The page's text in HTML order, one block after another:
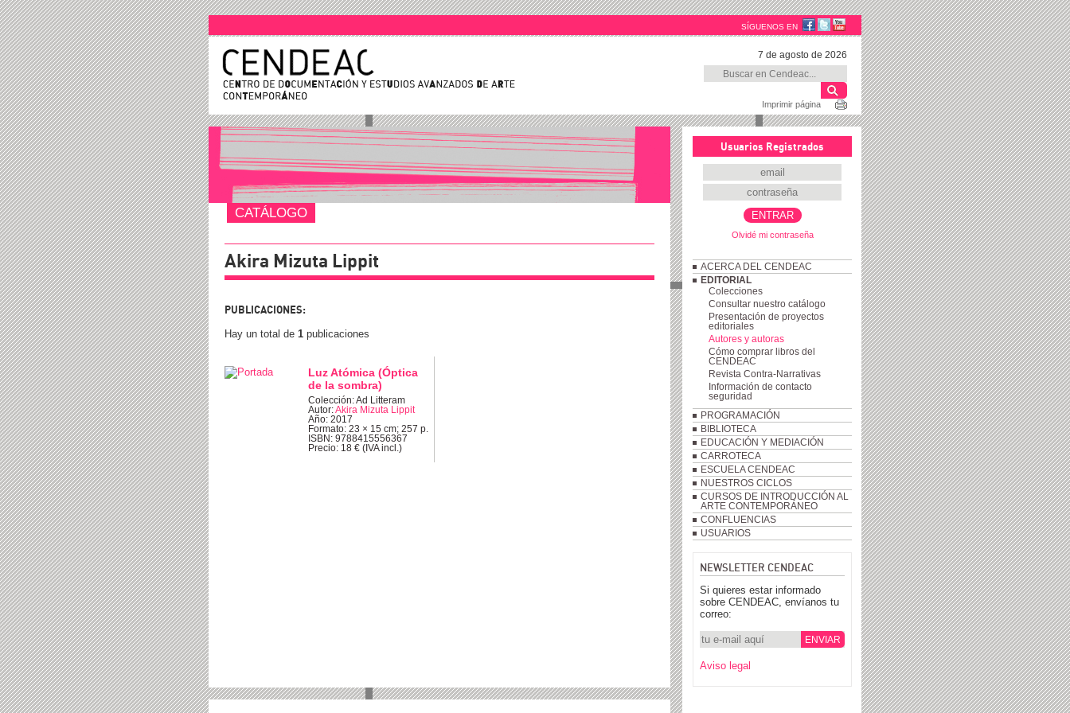
SÍGUENOS EN
7 de agosto de 2026
Imprimir página
Usuarios Registrados
Olvidé mi contraseña
ACERCA DEL CENDEAC
EDITORIAL
Colecciones
Consultar nuestro catálogo
Presentación de proyectos
editoriales
Autores y autoras
Cómo comprar libros del
CENDEAC
Revista Contra-Narrativas
Información de contacto
seguridad
PROGRAMACIÓN
BIBLIOTECA
EDUCACIÓN Y MEDIACIÓN
CARROTECA
ESCUELA CENDEAC
NUESTROS CICLOS
CURSOS DE INTRODUCCIÓN AL
ARTE CONTEMPORÁNEO
CONFLUENCIAS
USUARIOS
NEWSLETTER CENDEAC
Si quieres estar informado
sobre CENDEAC, envíanos tu
correo:
Aviso legal
CATÁLOGO
Akira Mizuta Lippit
PUBLICACIONES:
Hay un total de 1 publicaciones
Luz Atómica (Óptica
de la sombra)
Colección: Ad Litteram
Autor:Akira Mizuta Lippit
Año: 2017
Formato: 23 × 15 cm; 257 p.
ISBN: 9788415556367
Precio: 18 € (IVA incl.)